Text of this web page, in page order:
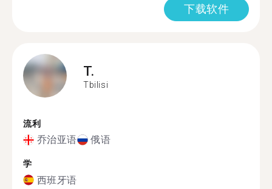
下载软件
T.
Tbilisi
流利
乔治亚语 俄语
学
西班牙语